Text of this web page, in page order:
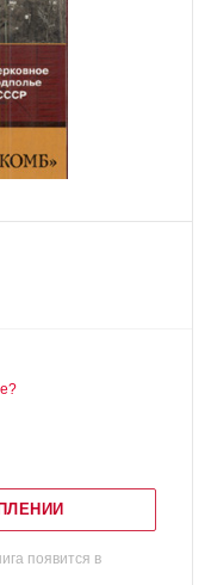
появится в